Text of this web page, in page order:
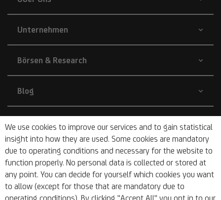
We use cookies to improve our services and to gain statistical
insight into how they are used. Some cookies are mandatory
due to operating conditions and necessary for the website to
function properly. No personal data is collected or stored at
any point. You can decide for yourself which cookies you want
to allow (except for those that are mandatory due to
operating conditions). By clicking "Accept All" you opt in to our
Unternehmen
Börsen & Research
Blog
Barrierefrei